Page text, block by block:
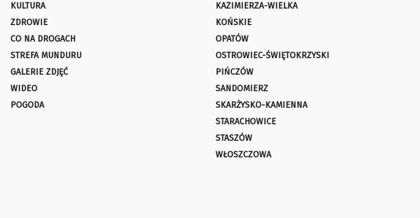
KULTURA
ZDROWIE
CO NA DROGACH
STREFA MUNDURU
GALERIE ZDJĘĆ
WIDEO
POGODA
KAZIMIERZA-WIELKA
KOŃSKIE
OPATÓW
OSTROWIEC-ŚWIĘTOKRZYSKI
PIŃCZÓW
SANDOMIERZ
SKARŻYSKO-KAMIENNA
STARACHOWICE
STASZÓW
WŁOSZCZOWA